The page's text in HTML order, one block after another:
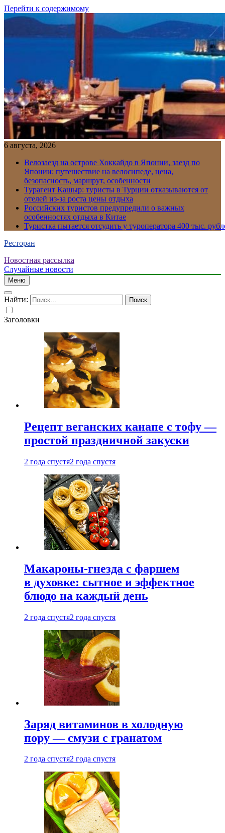
Перейти к содержимому
6 августа, 2026
Велозаезд на острове Хоккайдо в Японии, заезд по
Японии: путешествие на велосипеде, цена,
безопасность, маршрут, особенности
Турагент Кашыр: туристы в Турции отказываются от
отелей из-за роста цены отдыха
Российских туристов предупредили о важных
особенностях отдыха в Китае
Туристка пытается отсудить у туроператора 400 тыс.
Ресторан
Новостная рассылка
Случайные новости
Меню
Найти:
Заголовки
Рецепт веганских канапе с тофу —
простой праздничной закуски
2 года спустя2 года спустя
Макароны-гнезда с фаршем
в духовке: сытное и эффектное
блюдо на каждый день
2 года спустя2 года спустя
Заряд витаминов в холодную
пору — смузи с гранатом
2 года спустя2 года спустя